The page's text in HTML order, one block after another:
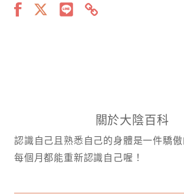
關於大陰百科
認識自己且熟悉自己的身體是一件驕
每個月都能重新認識自己喔！